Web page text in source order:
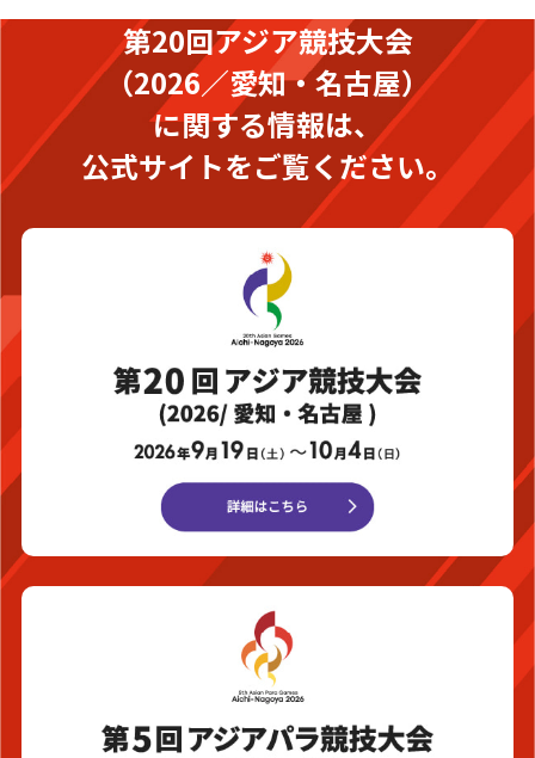
第20回アジア競技大会
（2026／愛知・名古屋）
に関する情報は、
公式サイトをご覧ください。